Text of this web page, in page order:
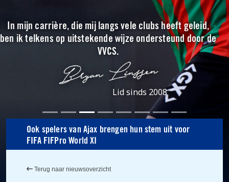
In mijn carrière, die mij langs vele clubs heeft geleid,
ben ik telkens op uitstekende wijze ondersteund door de
VVCS.
Lid sinds 2008
Ook spelers van Ajax brengen hun stem uit voor
FIFA FIFPro World XI
Terug naar nieuwsoverzicht